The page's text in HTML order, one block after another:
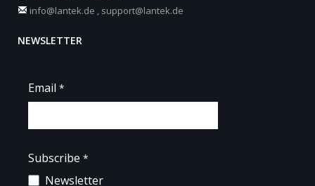
info@lantek.de , support@lantek.de
NEWSLETTER